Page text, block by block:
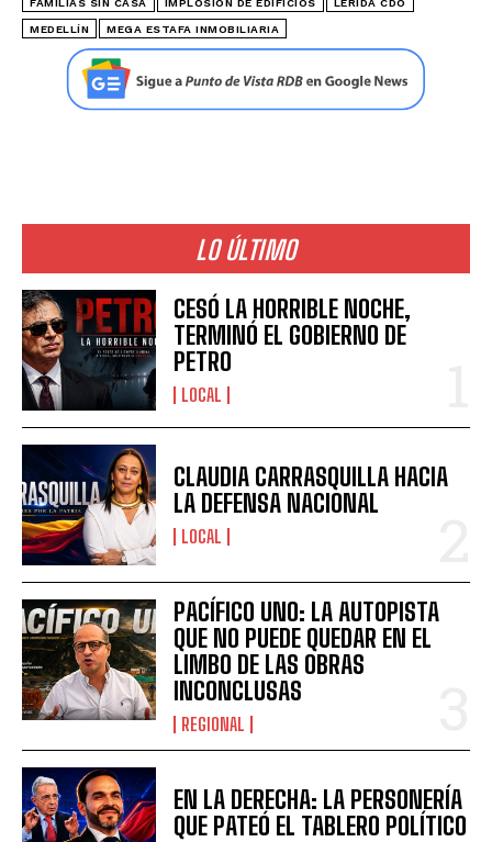
MEDELLÍN MEGA ESTAFA INMOBILIARIA
LO ÚLTIMO
CESÓ LA HORRIBLE NOCHE,
TERMINÓ EL GOBIERNO DE
PETRO
LOCAL
CLAUDIA CARRASQUILLA HACIA
LA DEFENSA NACIONAL
LOCAL
PACÍFICO UNO: LA AUTOPISTA
QUE NO PUEDE QUEDAR EN EL
LIMBO DE LAS OBRAS
INCONCLUSAS
REGIONAL
EN LA DERECHA: LA PERSONERÍA
QUE PATEÓ EL TABLERO POLÍTICO